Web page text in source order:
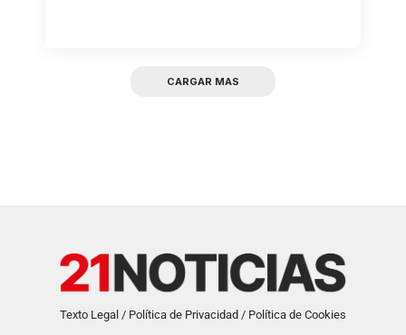
CARGAR MAS
Texto Legal / Política de Privacidad / Política de Cookies